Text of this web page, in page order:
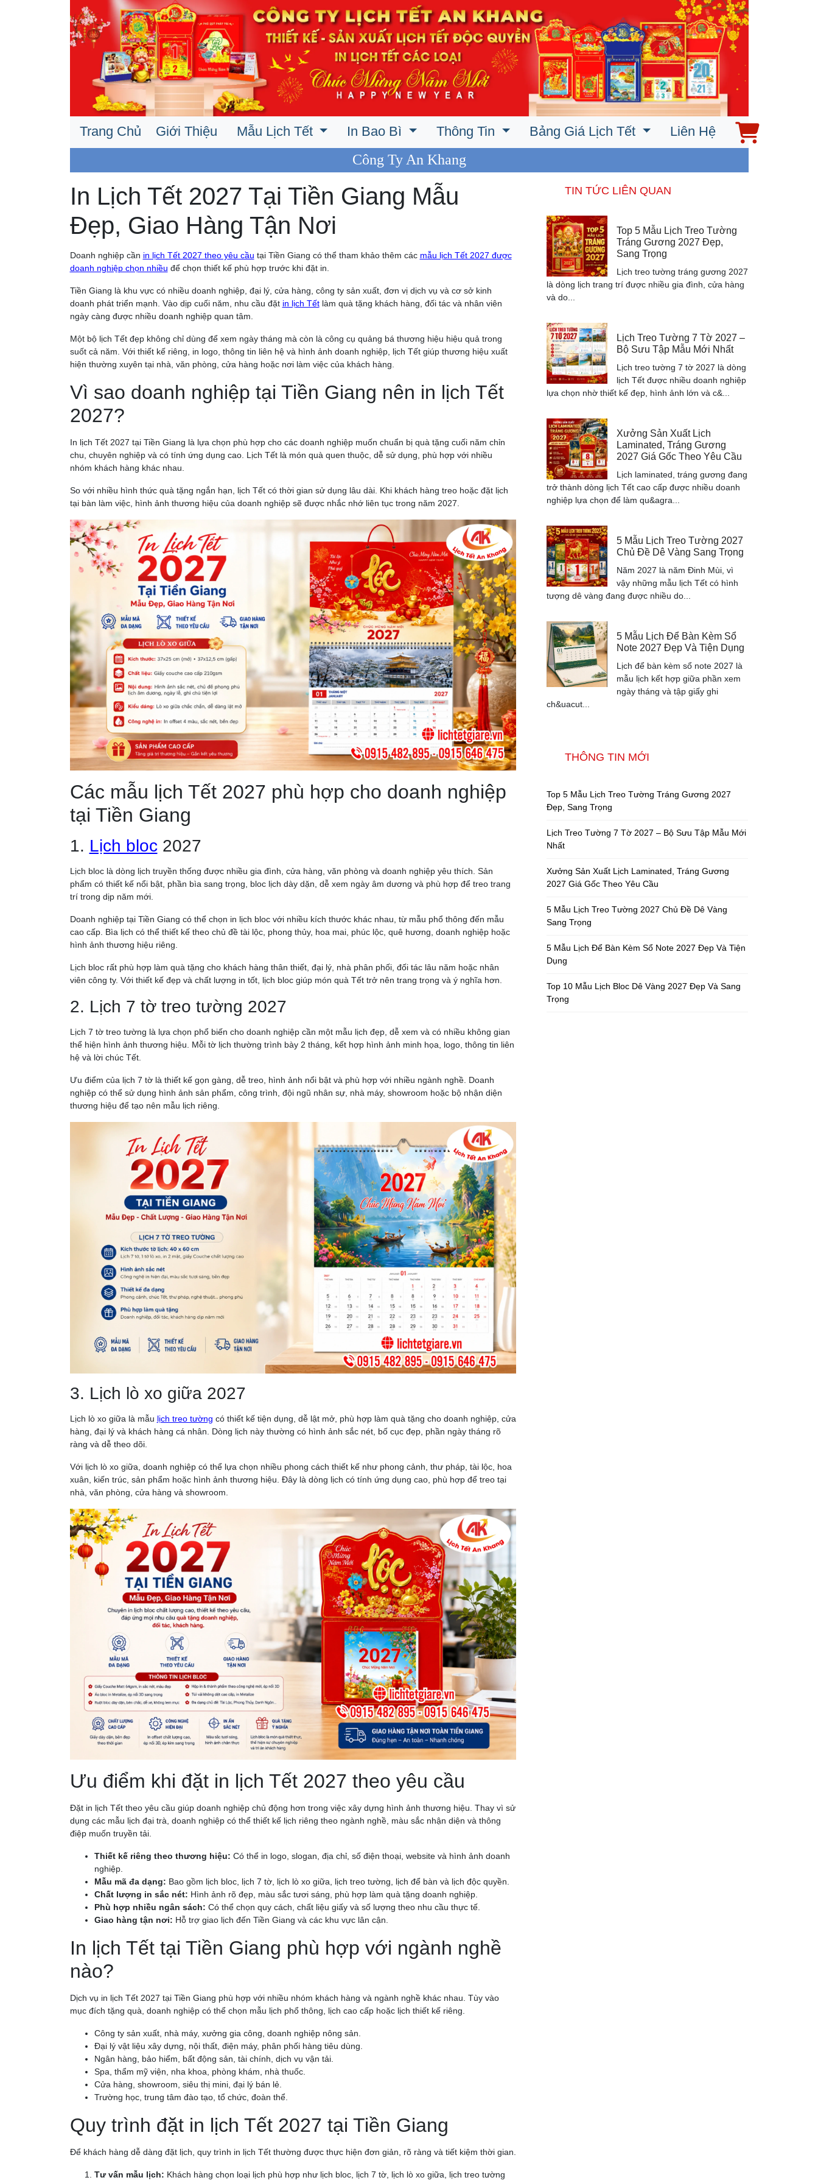
Trang Chủ Giới Thiệu Mẫu Lịch Tết In Bao Bì Thông Tin Bảng Giá Lịch Tết Liên Hệ
Công Ty An Khang
In Lịch Tết 2027 Tại Tiền Giang Mẫu
Đẹp, Giao Hàng Tận Nơi
Doanh nghiệp cần in lịch Tết 2027 theo yêu cầu tại Tiền Giang có thể tham khảo thêm các mẫu lịch Tết 2027 được
doanh nghiệp chọn nhiều để chọn thiết kế phù hợp trước khi đặt in.
Tiền Giang là khu vực có nhiều doanh nghiệp, đại lý, cửa hàng, công ty sản xuất, đơn vị dịch vụ và cơ sở kinh
doanh phát triển mạnh. Vào dịp cuối năm, nhu cầu đặt in lịch Tếtlàm quà tặng khách hàng, đối tác và nhân viên
ngày càng được nhiều doanh nghiệp quan tâm.
Một bộ lịch Tết đẹp không chỉ dùng để xem ngày tháng mà còn là công cụ quảng bá thương hiệu hiệu quả trong
suốt cả năm. Với thiết kế riêng, in logo, thông tin liên hệ và hình ảnh doanh nghiệp, lịch Tết giúp thương hiệu xuất
hiện thường xuyên tại nhà, văn phòng, cửa hàng hoặc nơi làm việc của khách hàng.
Vì sao doanh nghiệp tại Tiền Giang nên in lịch Tết
2027?
In lịch Tết 2027 tại Tiền Giang là lựa chọn phù hợp cho các doanh nghiệp muốn chuẩn bị quà tặng cuối năm chỉn
chu, chuyên nghiệp và có tính ứng dụng cao. Lịch Tết là món quà quen thuộc, dễ sử dụng, phù hợp với nhiều
nhóm khách hàng khác nhau.
So với nhiều hình thức quà tặng ngắn hạn, lịch Tết có thời gian sử dụng lâu dài. Khi khách hàng treo hoặc đặt lịch
tại bàn làm việc, hình ảnh thương hiệu của doanh nghiệp sẽ được nhắc nhớ liên tục trong năm 2027.
Các mẫu lịch Tết 2027 phù hợp cho doanh nghiệp
tại Tiền Giang
1. Lịch bloc2027
Lịch bloc là dòng lịch truyền thống được nhiều gia đình, cửa hàng, văn phòng và doanh nghiệp yêu thích. Sản
phẩm có thiết kế nổi bật, phần bìa sang trọng, bloc lịch dày dặn, dễ xem ngày âm dương và phù hợp để treo trang
trí trong dịp năm mới.
Doanh nghiệp tại Tiền Giang có thể chọn in lịch bloc với nhiều kích thước khác nhau, từ mẫu phổ thông đến mẫu
cao cấp. Bìa lịch có thể thiết kế theo chủ đề tài lộc, phong thủy, hoa mai, phúc lộc, quê hương, doanh nghiệp hoặc
hình ảnh thương hiệu riêng.
Lịch bloc rất phù hợp làm quà tặng cho khách hàng thân thiết, đại lý, nhà phân phối, đối tác lâu năm hoặc nhân
viên công ty. Với thiết kế đẹp và chất lượng in tốt, lịch bloc giúp món quà Tết trở nên trang trọng và ý nghĩa hơn.
2. Lịch 7 tờ treo tường 2027
Lịch 7 tờ treo tường là lựa chọn phổ biến cho doanh nghiệp cần một mẫu lịch đẹp, dễ xem và có nhiều không gian
thể hiện hình ảnh thương hiệu. Mỗi tờ lịch thường trình bày 2 tháng, kết hợp hình ảnh minh họa, logo, thông tin liên
hệ và lời chúc Tết.
Ưu điểm của lịch 7 tờ là thiết kế gọn gàng, dễ treo, hình ảnh nổi bật và phù hợp với nhiều ngành nghề. Doanh
nghiệp có thể sử dụng hình ảnh sản phẩm, công trình, đội ngũ nhân sự, nhà máy, showroom hoặc bộ nhận diện
thương hiệu để tạo nên mẫu lịch riêng.
3. Lịch lò xo giữa 2027
Lịch lò xo giữa là mẫu lịch treo tường có thiết kế tiện dụng, dễ lật mở, phù hợp làm quà tặng cho doanh nghiệp, cửa
hàng, đại lý và khách hàng cá nhân. Dòng lịch này thường có hình ảnh sắc nét, bố cục đẹp, phần ngày tháng rõ
ràng và dễ theo dõi.
Với lịch lò xo giữa, doanh nghiệp có thể lựa chọn nhiều phong cách thiết kế như phong cảnh, thư pháp, tài lộc, hoa
xuân, kiến trúc, sản phẩm hoặc hình ảnh thương hiệu. Đây là dòng lịch có tính ứng dụng cao, phù hợp để treo tại
nhà, văn phòng, cửa hàng và showroom.
Ưu điểm khi đặt in lịch Tết 2027 theo yêu cầu
Đặt in lịch Tết theo yêu cầu giúp doanh nghiệp chủ động hơn trong việc xây dựng hình ảnh thương hiệu. Thay vì sử
dụng các mẫu lịch đại trà, doanh nghiệp có thể thiết kế lịch riêng theo ngành nghề, màu sắc nhận diện và thông
điệp muốn truyền tải.
Thiết kế riêng theo thương hiệu: Có thể in logo, slogan, địa chỉ, số điện thoại, website và hình ảnh doanh
nghiệp.
Mẫu mã đa dạng: Bao gồm lịch bloc, lịch 7 tờ, lịch lò xo giữa, lịch treo tường, lịch để bàn và lịch độc quyền.
Chất lượng in sắc nét: Hình ảnh rõ đẹp, màu sắc tươi sáng, phù hợp làm quà tặng doanh nghiệp.
Phù hợp nhiều ngân sách: Có thể chọn quy cách, chất liệu giấy và số lượng theo nhu cầu thực tế.
Giao hàng tận nơi: Hỗ trợ giao lịch đến Tiền Giang và các khu vực lân cận.
In lịch Tết tại Tiền Giang phù hợp với ngành nghề
nào?
Dịch vụ in lịch Tết 2027 tại Tiền Giang phù hợp với nhiều nhóm khách hàng và ngành nghề khác nhau. Tùy vào
mục đích tặng quà, doanh nghiệp có thể chọn mẫu lịch phổ thông, lịch cao cấp hoặc lịch thiết kế riêng.
Công ty sản xuất, nhà máy, xưởng gia công, doanh nghiệp nông sản.
Đại lý vật liệu xây dựng, nội thất, điện máy, phân phối hàng tiêu dùng.
Ngân hàng, bảo hiểm, bất động sản, tài chính, dịch vụ vận tải.
Spa, thẩm mỹ viện, nha khoa, phòng khám, nhà thuốc.
Cửa hàng, showroom, siêu thị mini, đại lý bán lẻ.
Trường học, trung tâm đào tạo, tổ chức, đoàn thể.
Quy trình đặt in lịch Tết 2027 tại Tiền Giang
Để khách hàng dễ dàng đặt lịch, quy trình in lịch Tết thường được thực hiện đơn giản, rõ ràng và tiết kiệm thời gian.
Tư vấn mẫu lịch: Khách hàng chọn loại lịch phù hợp như lịch bloc, lịch 7 tờ, lịch lò xo giữa, lịch treo tường
TIN TỨC LIÊN QUAN
Top 5 Mẫu Lịch Treo Tường
Tráng Gương 2027 Đẹp,
Sang Trọng
Lịch treo tường tráng gương 2027
là dòng lịch trang trí được nhiều gia đình, cửa hàng
và do...
Lịch Treo Tường 7 Tờ 2027 –
Bộ Sưu Tập Mẫu Mới Nhất
Lịch treo tường 7 tờ 2027 là dòng
lịch Tết được nhiều doanh nghiệp
lựa chọn nhờ thiết kế đẹp, hình ảnh lớn và c&...
Xưởng Sản Xuất Lịch
Laminated, Tráng Gương
2027 Giá Gốc Theo Yêu Cầu
Lịch laminated, tráng gương đang
trở thành dòng lịch Tết cao cấp được nhiều doanh
nghiệp lựa chọn để làm qu&agra...
5 Mẫu Lịch Treo Tường 2027
Chủ Đề Dê Vàng Sang Trọng
Năm 2027 là năm Đinh Mùi, vì
vậy những mẫu lịch Tết có hình
tượng dê vàng đang được nhiều do...
5 Mẫu Lịch Để Bàn Kèm Sổ
Note 2027 Đẹp Và Tiện Dụng
Lịch để bàn kèm sổ note 2027 là
mẫu lịch kết hợp giữa phần xem
ngày tháng và tập giấy ghi
ch&uacut...
THÔNG TIN MỚI
Top 5 Mẫu Lịch Treo Tường Tráng Gương 2027
Đẹp, Sang Trọng
Lịch Treo Tường 7 Tờ 2027 – Bộ Sưu Tập Mẫu Mới
Nhất
Xưởng Sản Xuất Lịch Laminated, Tráng Gương
2027 Giá Gốc Theo Yêu Cầu
5 Mẫu Lịch Treo Tường 2027 Chủ Đề Dê Vàng
Sang Trọng
5 Mẫu Lịch Để Bàn Kèm Sổ Note 2027 Đẹp Và Tiện
Dụng
Top 10 Mẫu Lịch Bloc Dê Vàng 2027 Đẹp Và Sang
Trọng